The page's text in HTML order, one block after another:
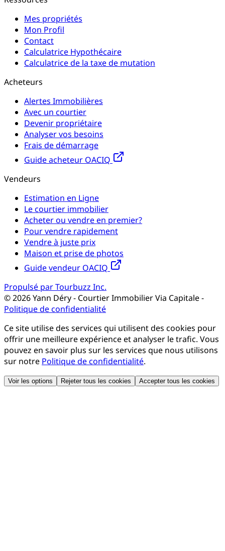
Mes propriétés
Mon Profil
Contact
Calculatrice Hypothécaire
Calculatrice de la taxe de mutation
Acheteurs
Alertes Immobilières
Avec un courtier
Devenir propriétaire
Analyser vos besoins
Frais de démarrage
Guide acheteur OACIQ
Vendeurs
Estimation en Ligne
Le courtier immobilier
Acheter ou vendre en premier?
Pour vendre rapidement
Vendre à juste prix
Maison et prise de photos
Guide vendeur OACIQ
Propulsé par Tourbuzz Inc.
©2026Yann Déry - Courtier Immobilier Via Capitale-
Politique de confidentialité
Ce site utilise des services qui utilisent des cookies pour
offrir une meilleure expérience et analyser le trafic. Vous
pouvez en savoir plus sur les services que nous utilisons
sur notre Politique de confidentialité.
Voir les options Rejeter tous les cookies Accepter tous les cookies